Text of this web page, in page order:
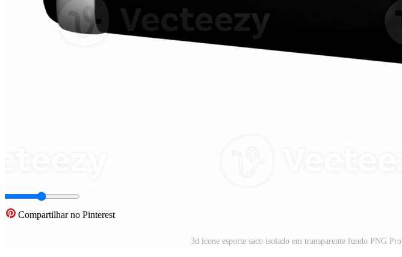
Compartilhar no Pinterest
3d ícone esporte saco isolado em transparente fundo PNG Pro